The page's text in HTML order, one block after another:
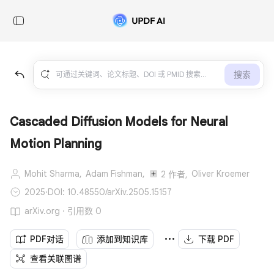
搜索
Cascaded Diffusion Models for Neural
Motion Planning
Mohit Sharma, Adam Fishman, 2 作者, Oliver Kroemer
2025·DOI: 10.48550/arXiv.2505.15157
arXiv.org · 引用数 0
PDF对话 添加到知识库
下载 PDF
查看关联图谱